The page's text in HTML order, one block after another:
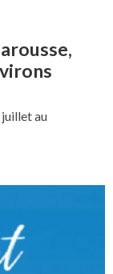
juillet au